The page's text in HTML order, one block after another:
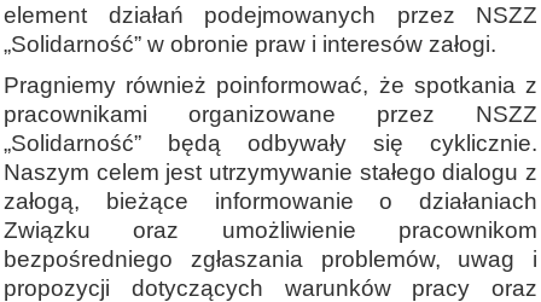
element działań podejmowanych przez NSZZ
„Solidarność” w obronie praw i interesów załogi.
Pragniemy również poinformować, że spotkania z
pracownikami organizowane przez NSZZ
„Solidarność” będą odbywały się cyklicznie.
Naszym celem jest utrzymywanie stałego dialogu z
załogą, bieżące informowanie o działaniach
Związku oraz umożliwienie pracownikom
bezpośredniego zgłaszania problemów, uwag i
propozycji dotyczących warunków pracy oraz